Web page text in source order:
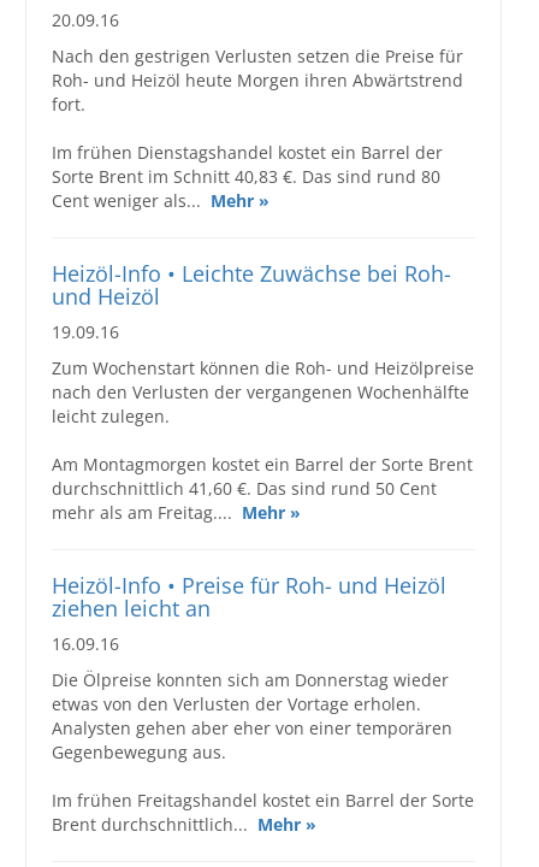
20.09.16
Nach den gestrigen Verlusten setzen die Preise für
Roh- und Heizöl heute Morgen ihren Abwärtstrend
fort.
Im frühen Dienstagshandel kostet ein Barrel der
Sorte Brent im Schnitt 40,83 €. Das sind rund 80
Cent weniger als... Mehr »
Heizöl-Info • Leichte Zuwächse bei Roh-
und Heizöl
19.09.16
Zum Wochenstart können die Roh- und Heizölpreise
nach den Verlusten der vergangenen Wochenhälfte
leicht zulegen.
Am Montagmorgen kostet ein Barrel der Sorte Brent
durchschnittlich 41,60 €. Das sind rund 50 Cent
mehr als am Freitag.... Mehr »
Heizöl-Info • Preise für Roh- und Heizöl
ziehen leicht an
16.09.16
Die Ölpreise konnten sich am Donnerstag wieder
etwas von den Verlusten der Vortage erholen.
Analysten gehen aber eher von einer temporären
Gegenbewegung aus.
Im frühen Freitagshandel kostet ein Barrel der Sorte
Brent durchschnittlich... Mehr »